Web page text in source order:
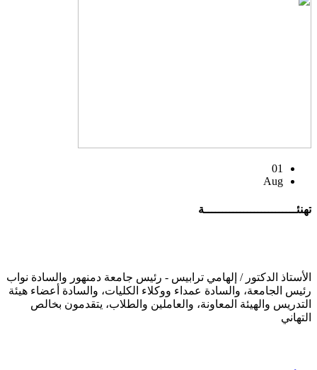
01
Aug
تهنئــــــــــــــــــــــــــة
الأستاذ الدكتور / إلهامي ترابيس - رئيس جامعة دمنهور والسادة نواب
رئيس الجامعة، والسادة عمداء ووكلاء الكليات، والسادة أعضاء هيئة
التدريس والهيئة المعاونة، والعاملين والطلاب، يتقدمون بخالص
التهاني